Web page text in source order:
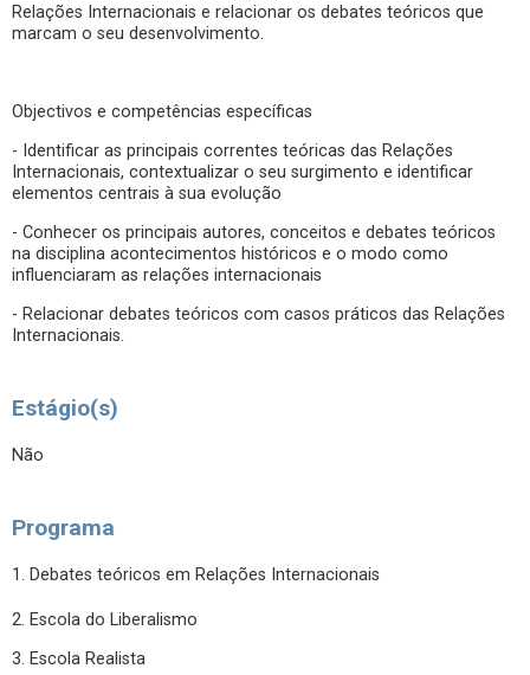
Relações Internacionais e relacionar os debates teóricos que
marcam o seu desenvolvimento.
Objectivos e competências específicas
- Identificar as principais correntes teóricas das Relações
Internacionais, contextualizar o seu surgimento e identificar
elementos centrais à sua evolução
- Conhecer os principais autores, conceitos e debates teóricos
na disciplina acontecimentos históricos e o modo como
influenciaram as relações internacionais
- Relacionar debates teóricos com casos práticos das Relações
Internacionais.
Estágio(s)
Não
Programa
1. Debates teóricos em Relações Internacionais
2. Escola do Liberalismo
3. Escola Realista